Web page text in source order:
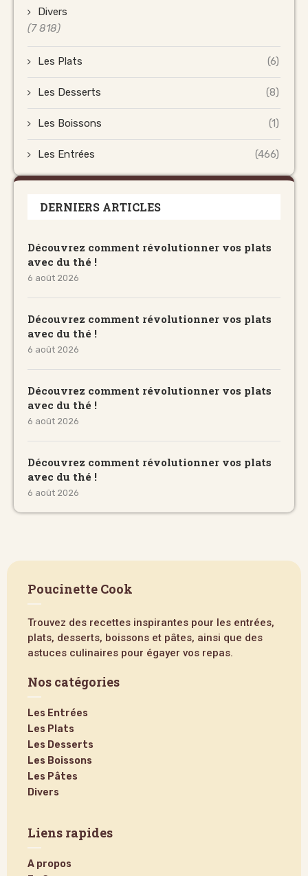
Divers
(7 818)
Les Plats (6)
Les Desserts (8)
Les Boissons (1)
Les Entrées (466)
DERNIERS ARTICLES
Découvrez comment révolutionner vos plats
avec du thé !
6 août 2026
Découvrez comment révolutionner vos plats
avec du thé !
6 août 2026
Découvrez comment révolutionner vos plats
avec du thé !
6 août 2026
Découvrez comment révolutionner vos plats
avec du thé !
6 août 2026
Poucinette Cook
Trouvez des recettes inspirantes pour les entrées,
plats, desserts, boissons et pâtes, ainsi que des
astuces culinaires pour égayer vos repas.
Nos catégories
Les Entrées
Les Plats
Les Desserts
Les Boissons
Les Pâtes
Divers
Liens rapides
A propos